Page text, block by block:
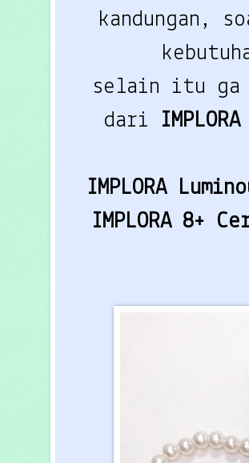
kandungan,
selain itu ga
dari
IMPLORA
IMPLORA 8+